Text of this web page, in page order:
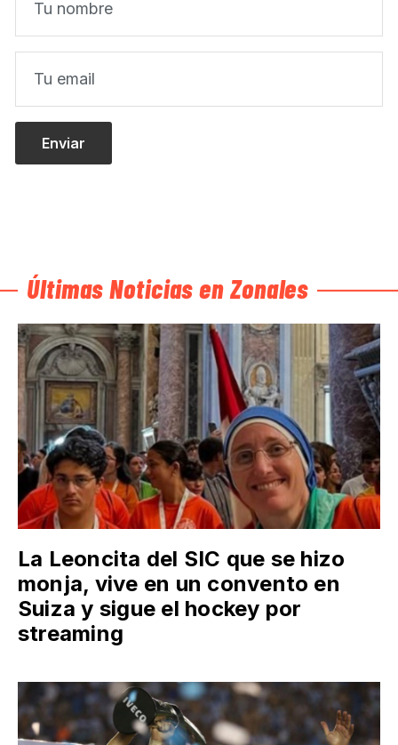
Últimas Noticias en Zonales
La Leoncita del SIC que se hizo
monja, vive en un convento en
Suiza y sigue el hockey por
streaming